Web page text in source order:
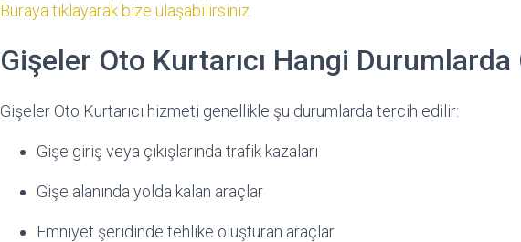
Buraya tıklayarak bize ulaşabilirsiniz.
Gişeler Oto Kurtarıcı Hangi
Gişeler Oto Kurtarıcı hizmeti genellikle şu durumlarda tercih edilir:
Gişe giriş veya çıkışlarında trafik kazaları
Gişe alanında yolda kalan araçlar
Emniyet şeridinde tehlike oluşturan araçlar